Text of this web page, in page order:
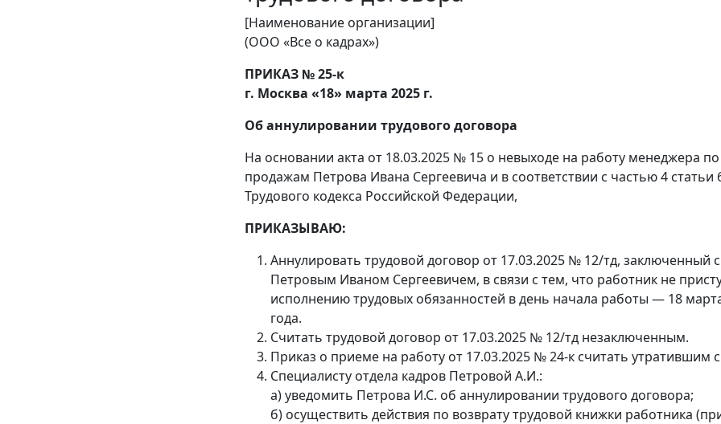
[Наименование организации]
(ООО «Все о кадрах»)
ПРИКАЗ № 25-к
г. Москва «18» марта 2025 г.
Об аннулировании трудового договора
На основании акта от 18.03.2025 № 15 о невыходе на работу менеджера по
продажам Петрова Ивана Сергеевича и в соответствии с частью 4 статьи
Трудового кодекса Российской Федерации,
ПРИКАЗЫВАЮ:
Аннулировать трудовой договор от 17.03.2025 № 12/тд, заключенный с
Петровым Иваном Сергеевичем, в связи с тем, что работник не
исполнению трудовых обязанностей в день начала работы — 18
года.
Считать трудовой договор от 17.03.2025 № 12/тд незаключенным.
Приказ о приеме на работу от 17.03.2025 № 24-к считать утратившим
Специалисту отдела кадров Петровой А.И.:
а) уведомить Петрова И.С. об аннулировании трудового договора;
б) осуществить действия по возврату трудовой книжки работника